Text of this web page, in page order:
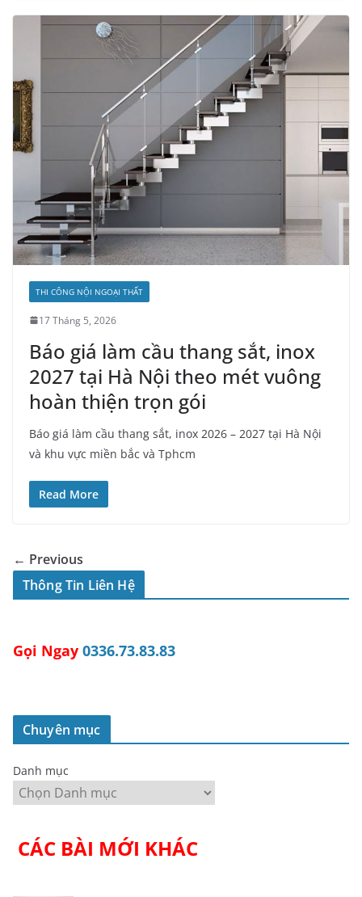
THI CÔNG NỘI NGOẠI THẤT
17 Tháng 5, 2026
Báo giá làm cầu thang sắt, inox
2027 tại Hà Nội theo mét vuông
hoàn thiện trọn gói
Báo giá làm cầu thang sắt, inox 2026 – 2027 tại Hà Nội
và khu vực miền bắc và Tphcm
Read More
← Previous
Thông Tin Liên Hệ
Gọi Ngay 0336.73.83.83
Chuyên mục
Danh mục
CÁC BÀI MỚI KHÁC